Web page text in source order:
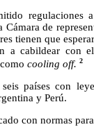
regulaciones
de
tienen que
a cabildear con
cooling off. 2
países con
y Perú.
con normas